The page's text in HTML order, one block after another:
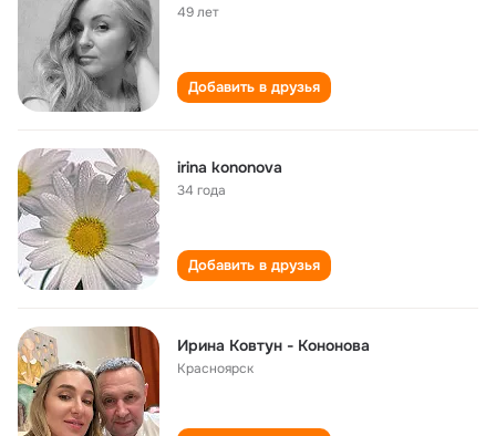
49 лет
Добавить в друзья
irina kononova
34 года
Добавить в друзья
Ирина Ковтун - Кононова
Красноярск